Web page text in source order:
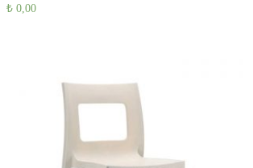
₺0,00